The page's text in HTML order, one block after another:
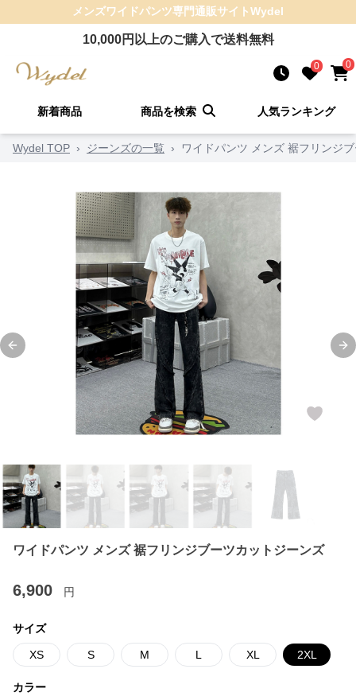
メンズワイドパンツ専門通販サイトWydel
10,000円以上のご購入で送料無料
0 0
新着商品 商品を検索 人気ランキング
Wydel TOP › ジーンズの一覧 › ワイドパンツ メンズ 裾フリンジ
Previous slide
ワイドパンツ メンズ 裾フリンジブーツカットジーンズ
6,900 円
サイズ
XS S M L XL 2XL
カラー